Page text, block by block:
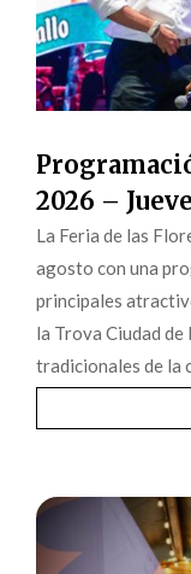
2026 –
La Feria de las
agosto con una
principales
la Trova Ciudad de
tradicionales de la